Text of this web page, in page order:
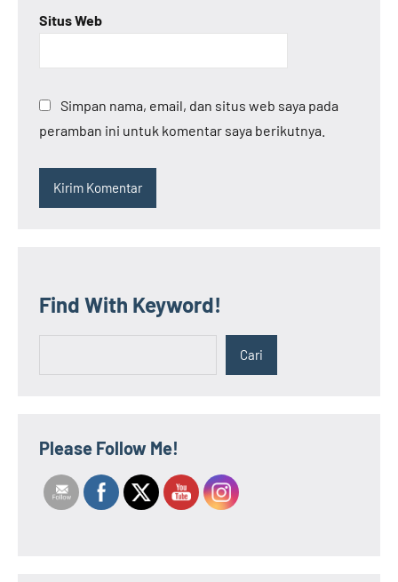
Situs Web
Simpan nama, email, dan situs web saya pada
peramban ini untuk komentar saya berikutnya.
Find With Keyword!
Cari
Please Follow Me!